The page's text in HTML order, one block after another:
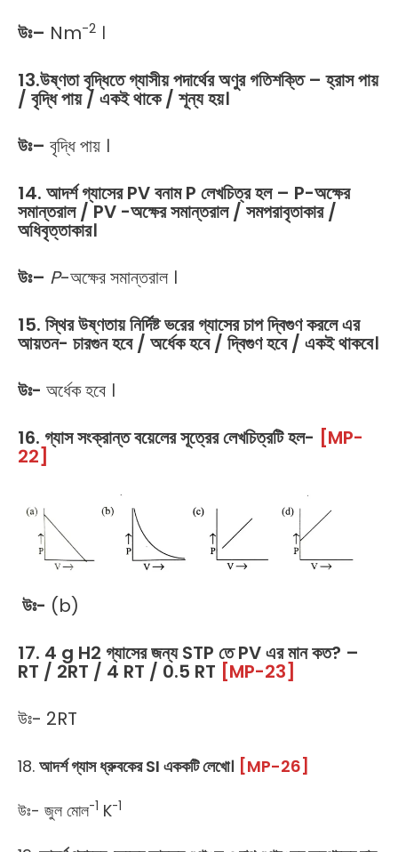
উঃ– Nm-2 ।
13.উষ্ণতা বৃদ্ধিতে গ্যাসীয় পদার্থের অণুর গতিশক্তি – হ্রাস পায়
/ বৃদ্ধি পায় / একই থাকে / শূন্য হয়।
উঃ– বৃদ্ধি পায় ।
14. আদর্শ গ্যাসের PV বনাম P লেখচিত্র হল – P-অক্ষের
সমান্তরাল / PV -অক্ষের সমান্তরাল / সমপরাবৃতাকার /
অধিবৃত্তাকার।
উঃ– P-অক্ষের সমান্তরাল ।
15. স্থির উষ্ণতায় নির্দিষ্ট ভরের গ্যাসের চাপ দ্বিগুণ করলে এর
আয়তন- চারগুন হবে / অর্ধেক হবে / দ্বিগুণ হবে / একই থাকবে।
উঃ- অর্ধেক হবে ।
16. গ্যাস সংক্রান্ত বয়েলের সূত্রের লেখচিত্রটি হল- [MP-
22]
উঃ- (b)
17. 4 g H2 গ্যাসের জন্য STP তে PV এর মান কত? –
RT / 2RT / 4 RT / 0.5 RT [MP-23]
উঃ- 2RT
18. আদর্শ গ্যাস ধ্রুবকের SI এককটি লেখো। [MP-26]
উঃ- জুল মোল-1 K-1